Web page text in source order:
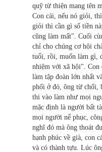
quỹ từ thiện mang tên
Con cái, nếu nó giỏi,
giỏi thì cần gì số tiền
cũng làm mất". Cuối
chỉ cho chúng cơ hội
tuổi, rồi, muốn làm gì,
nhiệm với xã hội". Con
làm tập đoàn lớn nhất
phối ở đó, ông từ chối,
thi vào làm như mọi
mặc định là người bất
mọi người nể phục,
nghĩ đó mà ông thoát
hạnh phúc về già, con
và có thành tựu. Lúc